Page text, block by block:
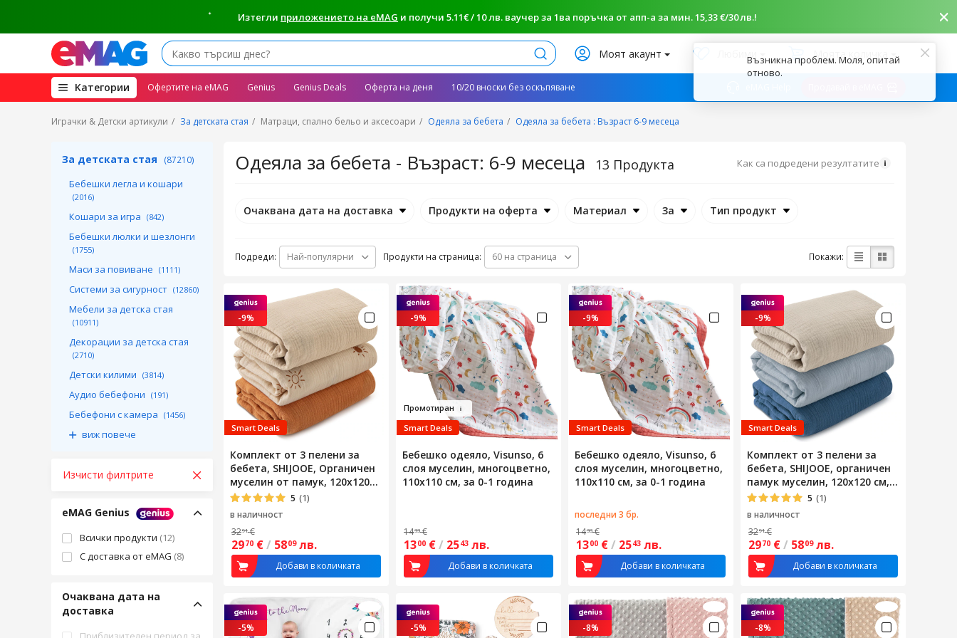
Възникна проблем. Моля, опитай
отново.
Изтегли приложението на eMAG и получи 5.11€ / 10 лв. ваучер за 1ва поръчка от апп-а за мин. 15,33 €/30 лв.!
Търси Моят акаунт Любими Моята количка
Kатегории (open
megamenu)
Офертите на eMAG Genius Genius Deals Оферта на деня 10/20 вноски без оскъпяване
Играчки & Детски артикули За детската стая Матраци, спално бельо и аксесоари Одеяла за бебета Одеяла за бебета : Възраст 6-9 месеца
За детската стая (87210)
Бебешки легла и кошари
(2016)
Кошари за игра (842)
Бебешки люлки и шезлонги
(1755)
Маси за повиване (1111)
Системи за сигурност (12860)
Мебели за детска стая
(10911)
Декорации за детска стая
(2710)
Детски килими (3814)
Аудио бебефони (191)
Бебефони с камера (1456)
виж повече
Изчисти филтрите
eMAG Genius
Всички продукти (12)
С доставка от eMAG (8)
Очаквана дата на
доставка
Одеяла за бебета - Възраст: 6-9 месеца 13 Продукта Как са подредени резултатите
Очаквана дата на доставка Продукти на оферта Материал За Тип продукт
Подреди: Най-популярни Продукти на страница: 60 на страница Покажи:
-9%
Smart Deals
Комплект от 3 пелени за
бебета, SHIJOOE, Органичен
муселин от памук, 120x120
см, Тънки, дишащи и
за пране в пералня, Против
акари, Антистатични, Меки
и удобни, За новородени до
малки деца, Многоцветни
5 (1)
в наличност
3291 €
2970 €/ 5809 лв.
Добави в количката
-9%
Промотиран
Smart Deals
Бебешко одеяло, Visunso, 6
слоя муселин, многоцветно,
110x110 см, за 0-1 година
1433 €
1300 €/ 2543 лв.
Добави в количката
-9%
Smart Deals
Бебешко одеяло, Visunso, 6
слоя муселин, многоцветно,
110x110 см, за 0-1 година
последни 3 бр.
1433 €
1300 €/ 2543 лв.
Добави в количката
-9%
Smart Deals
Комплект от 3 пелени за
бебета, SHIJOOE, органичен
памук муселин, 120x120 см,
тънък, дишащ и
пране, против акари,
антистатичен, мек и удобен,
за новородени до малки
деца, сив/циан
5 (1)
в наличност
3291 €
2970 €/ 5809 лв.
Добави в количката
-5% -5% -8% -8%